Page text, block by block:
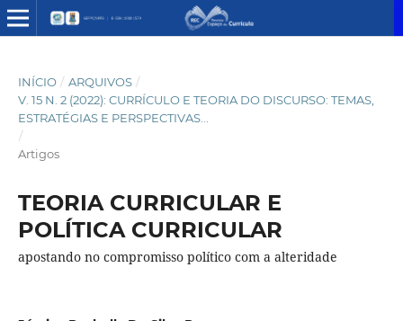
INÍCIO / ARQUIVOS /
V. 15 N. 2 (2022): CURRÍCULO E TEORIA DO DISCURSO: TEMAS,
ESTRATÉGIAS E PERSPECTIVAS...
/
Artigos
TEORIA CURRICULAR E
POLÍTICA CURRICULAR
apostando no compromisso político com a alteridade